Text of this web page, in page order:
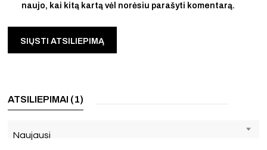
naujo, kai kitą kartą vėl norėsiu parašyti komentarą.
ATSILIEPIMAI (1)
Naujausi